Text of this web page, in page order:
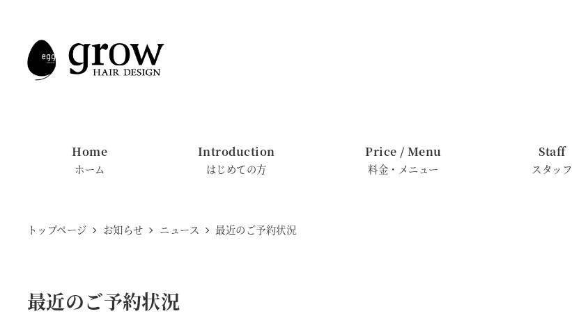
Home
ホーム
Introduction
はじめての方
Price / Menu
料金・メニュー
Staff
スタッフ
トップページ お知らせ ニュース 最近のご予約状況
最近のご予約状況